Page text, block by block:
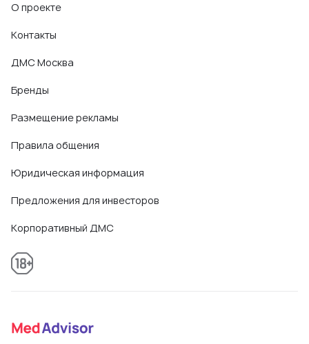
О проекте
Контакты
ДМС Москва
Бренды
Размещение рекламы
Правила общения
Юридическая информация
Предложения для инвесторов
Корпоративный ДМС